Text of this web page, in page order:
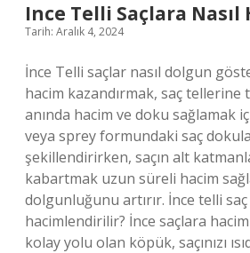
Ince Telli Saçlara
Tarih: Aralık 4, 2024
İnce Telli saçlar nasıl dolgun
hacim kazandırmak, saç tellerine
anında hacim ve doku sağlamak
veya sprey formundaki saç
şekillendirirken, saçın alt
kabartmak uzun süreli hacim
dolgunluğunu artırır. İnce telli saç
hacimlendirilir? İnce saçlara
kolay yolu olan köpük, saçınızı